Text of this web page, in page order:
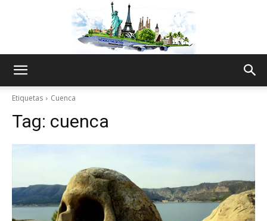
Thru
Etiquetas Cuenca
Tag: cuenca